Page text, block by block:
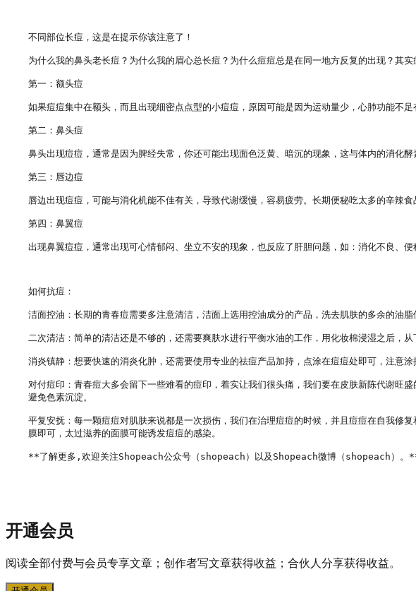
不同部位长痘，这是在提示你该注意了！
为什么我的鼻头老长痘？为什么我的眉心总长痘？为什么痘痘总是在同一地方反复的出现？其
第一：额头痘
如果痘痘集中在额头，而且出现细密点点型的小痘痘，原因可能是因为运动量少，心肺功能不
第二：鼻头痘
鼻头出现痘痘，通常是因为脾经失常，你还可能出现面色泛黄、暗沉的现象，这与体内的消化酵
第三：唇边痘
唇边出现痘痘，可能与消化机能不佳有关，导致代谢缓慢，容易疲劳。长期便秘吃太多的辛辣
第四：鼻翼痘
出现鼻翼痘痘，通常出现可心情郁闷、坐立不安的现象，也反应了肝胆问题，如：消化不良、便
如何抗痘：
洁面控油：长期的青春痘需要多注意清洁，洁面上选用控油成分的产品，洗去肌肤的多余的油脂
二次清洁：简单的清洁还是不够的，还需要爽肤水进行平衡水油的工作，用化妆棉浸湿之后，从
消炎镇静：想要快速的消炎化肿，还需要使用专业的祛痘产品加持，点涂在痘痘处即可，注意涂
对付痘印：青春痘大多会留下一些难看的痘印，着实让我们很头痛，我们要在皮肤新陈代谢旺
避免色素沉淀。
平复安抚：每一颗痘痘对肌肤来说都是一次损伤，我们在治理痘痘的时候，并且痘痘在自我修
膜即可，太过滋养的面膜可能诱发痘痘的感染。
**了解更多,欢迎关注Shopeach公众号（shopeach）以及Shopeach微博（shopeach）。
开通会员
阅读全部付费与会员专享文章；创作者写文章获得收益；合伙人分享获得收益。